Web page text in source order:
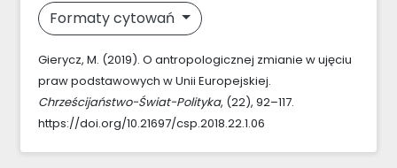
Formaty cytowań
Gierycz, M. (2019). O antropologicznej zmianie w ujęciu
praw podstawowych w Unii Europejskiej.
Chrześcijaństwo-Świat-Polityka, (22), 92–117.
https://doi.org/10.21697/csp.2018.22.1.06